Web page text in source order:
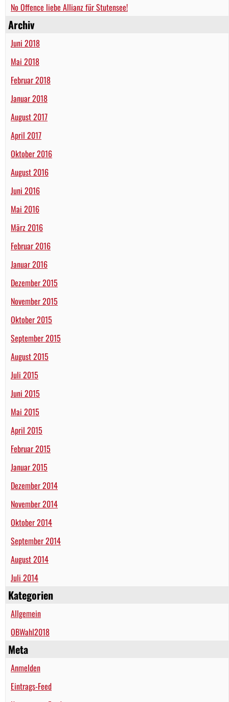
No Offence liebe Allianz für Stutensee!
Archiv
Juni 2018
Mai 2018
Februar 2018
Januar 2018
August 2017
April 2017
Oktober 2016
August 2016
Juni 2016
Mai 2016
März 2016
Februar 2016
Januar 2016
Dezember 2015
November 2015
Oktober 2015
September 2015
August 2015
Juli 2015
Juni 2015
Mai 2015
April 2015
Februar 2015
Januar 2015
Dezember 2014
November 2014
Oktober 2014
September 2014
August 2014
Juli 2014
Kategorien
Allgemein
OBWahl2018
Meta
Anmelden
Eintrags-Feed